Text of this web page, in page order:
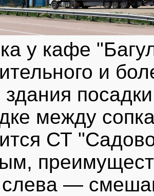
у кафе
и
здания
между
СТ
слева —